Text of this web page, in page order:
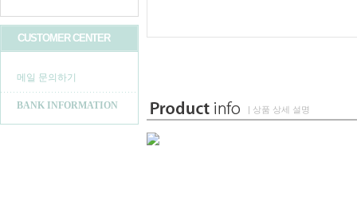
CUSTOMER CENTER
메일 문의하기
BANK INFORMATION | 상품 상세 설명